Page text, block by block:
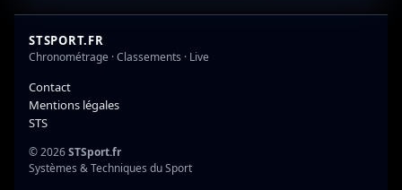
STSPORT.FR
Chronométrage · Classements · Live
Contact
Mentions légales
STS
© 2026STSport.fr
Systèmes & Techniques du Sport